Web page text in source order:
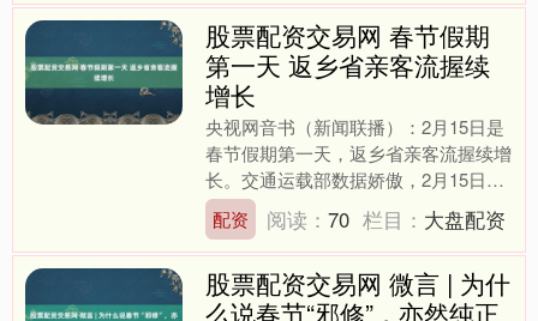
股票配资交易网 春节假期
第一天 返乡省亲客流握续
增长
央视网音书（新闻联播）：2月15日是
春节假期第一天，返乡省亲客流握续增
长。交通运载部数据娇傲，2月15日全
社会跨区域东说念主员流动量预测超
2.85亿东说念主次股....
配资 阅读：70 栏目： 大盘配资
股票配资交易网 微言 | 为什
么说春节“邪修”，亦然纯正